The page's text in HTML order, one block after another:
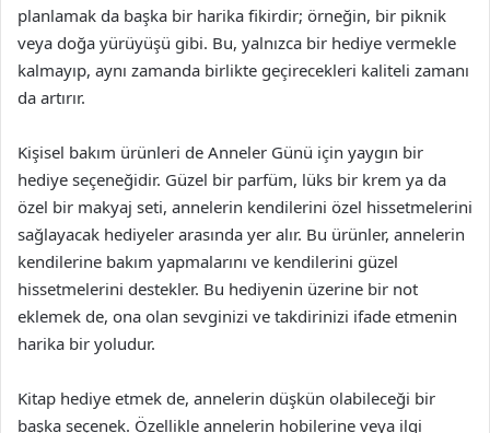
planlamak da başka bir harika fikirdir; örneğin, bir piknik
veya doğa yürüyüşü gibi. Bu, yalnızca bir hediye vermekle
kalmayıp, aynı zamanda birlikte geçirecekleri kaliteli zamanı
da artırır.
Kişisel bakım ürünleri de Anneler Günü için yaygın bir
hediye seçeneğidir. Güzel bir parfüm, lüks bir krem ya da
özel bir makyaj seti, annelerin kendilerini özel hissetmelerini
sağlayacak hediyeler arasında yer alır. Bu ürünler, annelerin
kendilerine bakım yapmalarını ve kendilerini güzel
hissetmelerini destekler. Bu hediyenin üzerine bir not
eklemek de, ona olan sevginizi ve takdirinizi ifade etmenin
harika bir yoludur.
Kitap hediye etmek de, annelerin düşkün olabileceği bir
başka seçenek. Özellikle annelerin hobilerine veya ilgi